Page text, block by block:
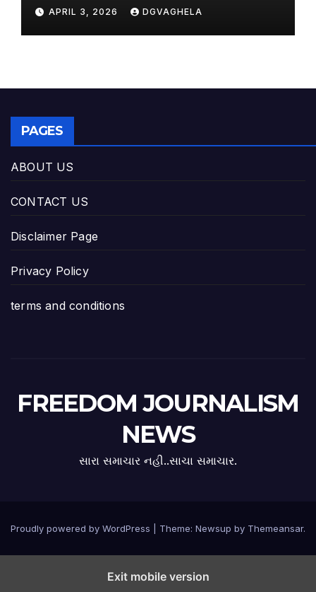
APRIL 3, 2026 DGVAGHELA
PAGES
ABOUT US
CONTACT US
Disclaimer Page
Privacy Policy
terms and conditions
FREEDOM JOURNALISM
NEWS
સારા સમાચાર નહી..સાચા સમાચાર.
Proudly powered by WordPress Theme: Newsup by Themeansar.
Exit mobile version